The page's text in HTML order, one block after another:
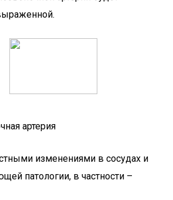
артерия
изменениями в сосудах и
патологии, в частности –